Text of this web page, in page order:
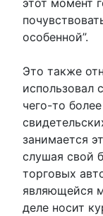
особенной”.
Это также
использовал
чего-то
занимается
слушая свой
торговых
являющейся
деле носит